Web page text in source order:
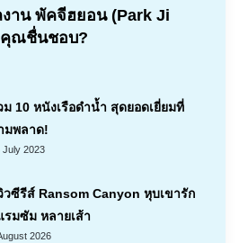
งาน พัคจีฮยอน (Park Ji
คุณชื่นชอบ?
ม 10 หนังเรือดำน้ำ สุดยอดเยี่ยมที่
มพลาด!
July 2023
วซีรีส์ Ransom Canyon หุบเขารัก
รมซัม หลายเส้า
2026